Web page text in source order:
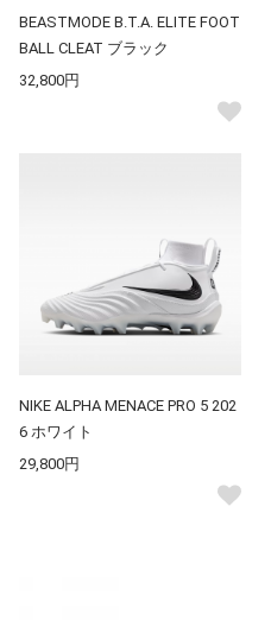
BEASTMODE B.T.A. ELITE FOOT
BALL CLEAT ブラック
32,800円
NIKE ALPHA MENACE PRO 5 202
6 ホワイト
29,800円